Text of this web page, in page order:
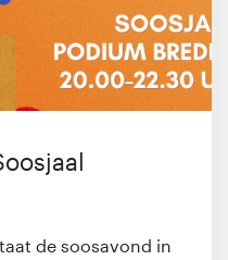
de soosavond in